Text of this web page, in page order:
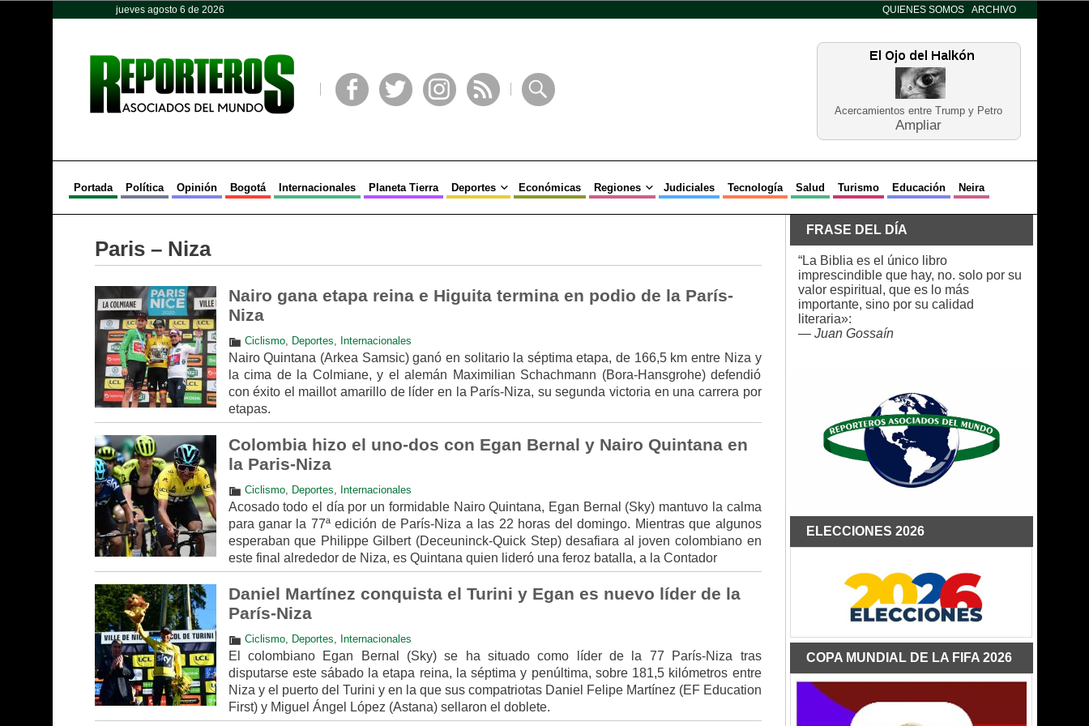
jueves agosto 6 de 2026 QUIENES SOMOS ARCHIVO
Acercamientos entre Trump y Petro
Ampliar
Portada Política Opinión Bogotá Internacionales Planeta Tierra Deportes Económicas Regiones Judiciales Tecnología Salud Turismo Educación Neira
Paris – Niza
Nairo gana etapa reina e Higuita termina en podio de la París-
Niza
Ciclismo, Deportes, Internacionales
Nairo Quintana (Arkea Samsic) ganó en solitario la séptima etapa, de 166,5 km entre Niza y
la cima de la Colmiane, y el alemán Maximilian Schachmann (Bora-Hansgrohe) defendió
con éxito el maillot amarillo de líder en la París-Niza, su segunda victoria en una carrera por
etapas.
Colombia hizo el uno-dos con Egan Bernal y Nairo Quintana en
la Paris-Niza
Ciclismo, Deportes, Internacionales
Acosado todo el día por un formidable Nairo Quintana, Egan Bernal (Sky) mantuvo la calma
para ganar la 77ª edición de París-Niza a las 22 horas del domingo. Mientras que algunos
esperaban que Philippe Gilbert (Deceuninck-Quick Step) desafiara al joven colombiano en
este final alrededor de Niza, es Quintana quien lideró una feroz batalla, a la Contador
Daniel Martínez conquista el Turini y Egan es nuevo líder de la
París-Niza
Ciclismo, Deportes, Internacionales
El colombiano Egan Bernal (Sky) se ha situado como líder de la 77 París-Niza tras
disputarse este sábado la etapa reina, la séptima y penúltima, sobre 181,5 kilómetros entre
Niza y el puerto del Turini y en la que sus compatriotas Daniel Felipe Martínez (EF Education
First) y Miguel Ángel López (Astana) sellaron el doblete.
FRASE DEL DÍA
“La Biblia es el único libro
imprescindible que hay, no. solo por su
valor espiritual, que es lo más
importante, sino por su calidad
literaria»:
— Juan Gossaín
ELECCIONES 2026
COPA MUNDIAL DE LA FIFA 2026
Opinión Política